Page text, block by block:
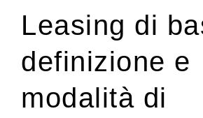
Leasing di
definizione e
modalità di